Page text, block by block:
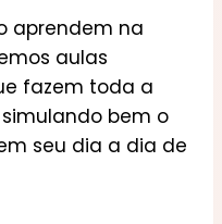
aprendem na
aulas
fazem toda a
bem o
seu dia a dia de